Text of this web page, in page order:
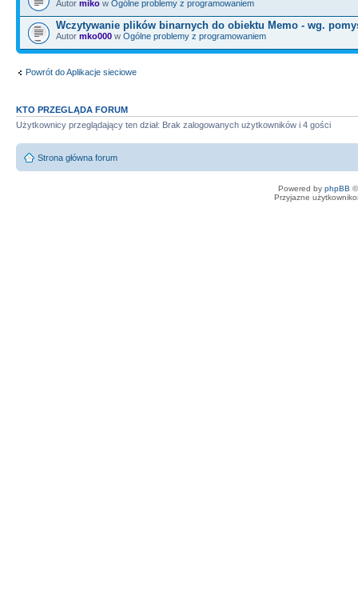
Autor miko w Ogólne problemy z programowaniem
Wczytywanie plików binarnych do obiektu Memo - wg.
Autor mko000 w Ogólne problemy z programowaniem
Powrót do Aplikacje sieciowe
KTO PRZEGLĄDA FORUM
Użytkownicy przeglądający ten dział: Brak zalogowanych użytkowników i 4 gości
Strona główna forum
Powered by phpBB
Przyjazne